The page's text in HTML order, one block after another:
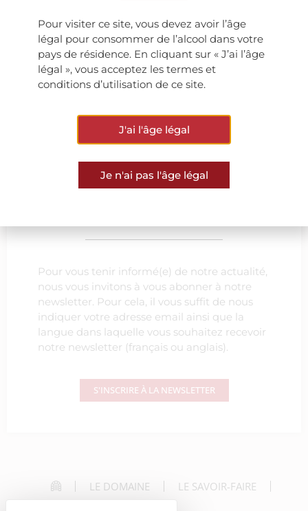
The World of Fine Wine Magazine No 55/2017
VOIR TOUTES LES ACTUS
Ne manquez rien de
Pour vous tenir informé(e) de notre actualité,
nous vous invitons à vous abonner à notre
newsletter. Pour cela, il vous suffit de nous
indiquer votre adresse email ainsi que la
langue dans laquelle vous souhaitez recevoir
notre newsletter (français ou anglais).
S'INSCRIRE À LA NEWSLETTER
LE DOMAINE LE SAVOIR-FAIRE
Pour visiter ce site, vous devez avoir l’âge
légal pour consommer de l’alcool dans votre
pays de résidence. En cliquant sur « J’ai l’âge
légal », vous acceptez les termes et
conditions d’utilisation de ce site.
J'ai l'âge légal
Je n'ai pas l'âge légal